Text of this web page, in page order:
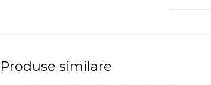
Produse similare